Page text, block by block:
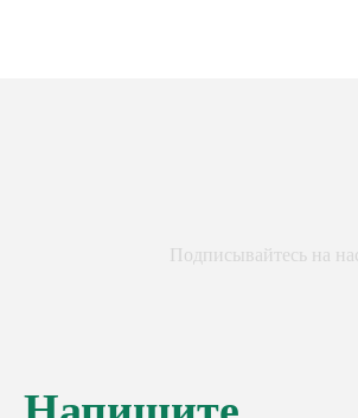
Подписывайтесь на нас